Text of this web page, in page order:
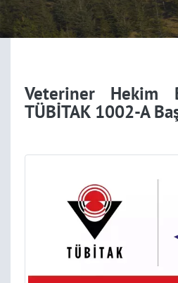
Veteriner Hekim
TÜBİTAK 1002-A